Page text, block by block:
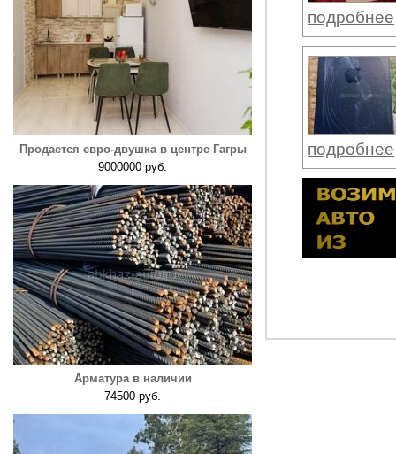
Продается евро-двушка в центре Гагры
9000000 руб.
Арматура в наличии
74500 руб.
подробнее
подробнее